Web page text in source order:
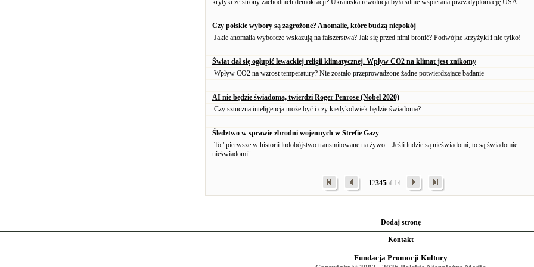
krytyki ze strony zachodnich demokracji? Ukraińska rewolucja była silnie wspierana przez dyplomację USA.
Czy polskie wybory są zagrożone? Anomalie, które budzą niepokój
Jakie anomalia wyborcze wskazują na fałszerstwa? Jak się przed nimi bronić? Podwójne krzyżyki i nie tylko!
Świat dał się ogłupić lewackiej religii klimatycznej. Wpływ CO2 na klimat jest znikomy
Wpływ CO2 na wzrost temperatury? Nie zostało przeprowadzone żadne potwierdzające badanie
AI nie będzie świadoma, twierdzi Roger Penrose (Nobel 2020)
Czy sztuczna inteligencja może być i czy kiedykolwiek będzie świadoma?
Śledztwo w sprawie zbrodni wojennych w Strefie Gazy
To "pierwsze w historii ludobójstwo transmitowane na żywo... Jeśli ludzie są nieświadomi, to są świadomie
nieświadomi"
1 2345of 14
Dodaj stronę
Kontakt
Fundacja Promocji Kultury